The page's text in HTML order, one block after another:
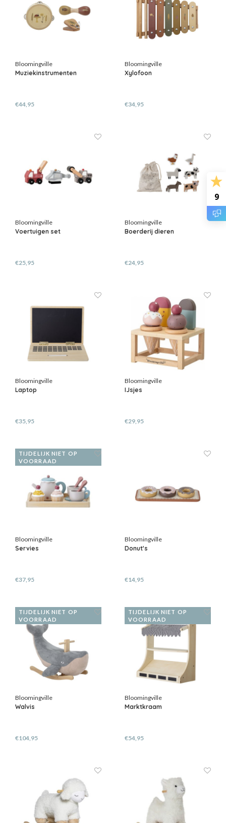
9
Bloomingville
Muziekinstrumenten
€44,95
Bloomingville
Xylofoon
€34,95
Bloomingville
Voertuigen set
€25,95
Bloomingville
Boerderij dieren
€24,95
Bloomingville
Laptop
€35,95
Bloomingville
IJsjes
€29,95
TIJDELIJK NIET OP
VOORRAAD
Bloomingville
Servies
€37,95
Bloomingville
Donut's
€14,95
TIJDELIJK NIET OP
VOORRAAD
Bloomingville
Walvis
€104,95
TIJDELIJK NIET OP
VOORRAAD
Bloomingville
Marktkraam
€54,95